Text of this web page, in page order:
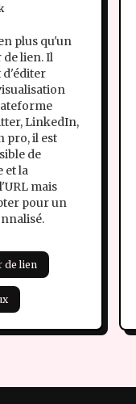
plus qu'un
lien. Il
d'éditer
LinkedIn,
pro, il est
de
et la
mais
pour un
de lien